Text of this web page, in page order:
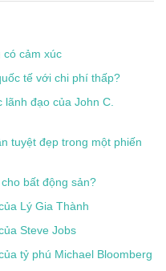
có cảm xúc
tế với chi phí thấp?
lãnh đạo của John C.
tuyệt đẹp trong một phiến
bất động sản?
Lý Gia Thành
Steve Jobs
tỷ phú Michael Bloomberg